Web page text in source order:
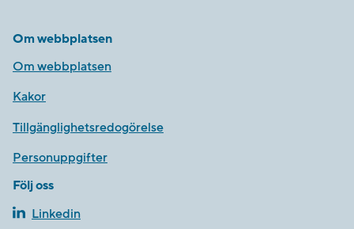
Om webbplatsen
Om webbplatsen
Kakor
Tillgänglighetsredogörelse
Personuppgifter
Följ oss
Linkedin